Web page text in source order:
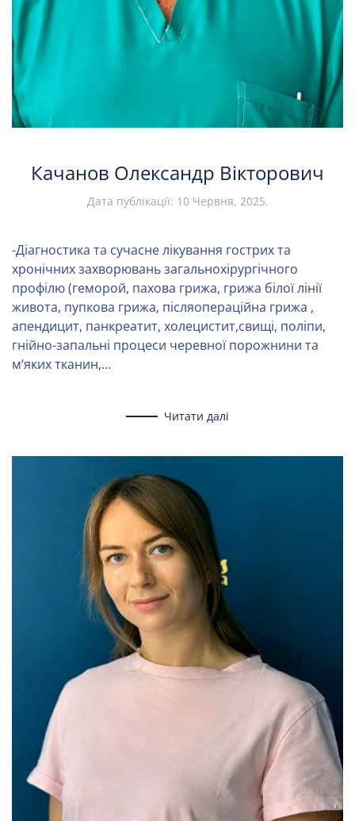
Качанов Олександр Вікторович
Дата публікації: 10 Червня, 2025.
-Діагностика та сучасне лікування гострих та
хронічних захворювань загальнохірургічного
профілю (геморой, пахова грижа, грижа білої лінії
живота, пупкова грижа, післяопераційна грижа ,
апендицит, панкреатит, холецистит,свищі, поліпи,
гнійно-запальні процеси черевної порожнини та
м‘яких тканин,...
Читати далі